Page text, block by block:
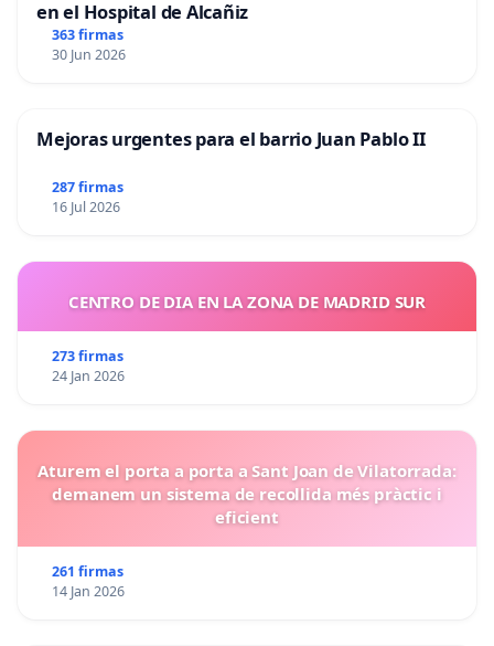
en el Hospital de Alcañiz
363 firmas
30 Jun 2026
Mejoras urgentes para el barrio Juan Pablo II
287 firmas
16 Jul 2026
CENTRO DE DIA EN LA ZONA DE MADRID SUR
273 firmas
24 Jan 2026
Aturem el porta a porta a Sant Joan de Vilatorrada:
demanem un sistema de recollida més pràctic i
eficient
261 firmas
14 Jan 2026